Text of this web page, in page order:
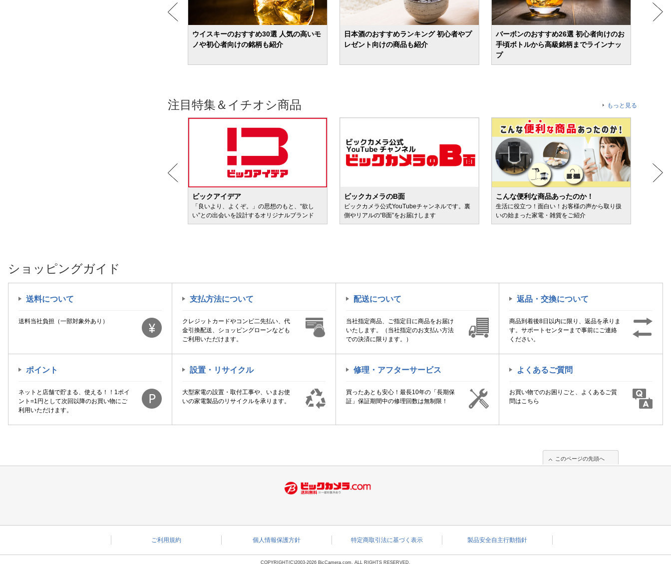
ウイスキーのおすすめ30選 人気の高いモ
ノや初心者向けの銘柄も紹介
日本酒のおすすめランキング 初心者やプ
レゼント向けの商品も紹介
バーボンのおすすめ26選 初心者向けのお
手頃ボトルから高級銘柄までラインナッ
プ
注目特集＆イチオシ商品 もっと見る
ビックアイデア
「良いより、よくぞ。」の思想のもと、“欲し
い”との出会いを設計するオリジナルブランド
ビックカメラのB面
ビックカメラ公式YouTubeチャンネルです。裏
側やリアルの“B面”をお届けします
こんな便利な商品あったのか！
生活に役立つ！面白い！お客様の声から取り扱
いの始まった家電・雑貨をご紹介
森永製菓｜MORINAGA
Takeda Consumer Healthcare
永谷園｜NAGATANIEN
澤田食品｜SAWADA FOOD
片岡物産
白鶴酒造
石垣食品
禾｜nogi
赤穂化成
飲料
ショッピングガイド
送料について
送料当社負担（一部対象外あり）
支払方法について
クレジットカードやコンビ二先払い、代
金引換配送、ショッピングローンなども
ご利用いただけます。
配送について
当社指定商品、ご指定日に商品をお届け
いたします。（当社指定のお支払い方法
での決済に限ります。）
返品・交換について
商品到着後8日以内に限り、返品を承りま
す。サポートセンターまで事前にご連絡
ください。
ポイント
ネットと店舗で貯まる、使える！！1ポイ
ント=1円として次回以降のお買い物にご
利用いただけます。
設置・リサイクル
大型家電の設置・取付工事や、いまお使
いの家電製品のリサイクルを承ります。
修理・アフターサービス
買ったあとも安心！最長10年の「長期保
証」保証期間中の修理回数は無制限！
よくあるご質問
お買い物でのお困りごと、よくあるご質
問はこちら
このページの先頭へ
ご利用規約 個人情報保護方針 特定商取引法に基づく表示 製品安全自主行動指針
COPYRIGHT(C)2003-2026 BicCamera.com. ALL RIGHTS RESERVED.